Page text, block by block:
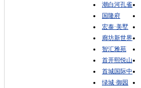
潮白河孔雀
国隆府
宏泰·美墅
廊坊新世界
智汇雅苑
首开熙悦山
首城国际中
绿城·御园